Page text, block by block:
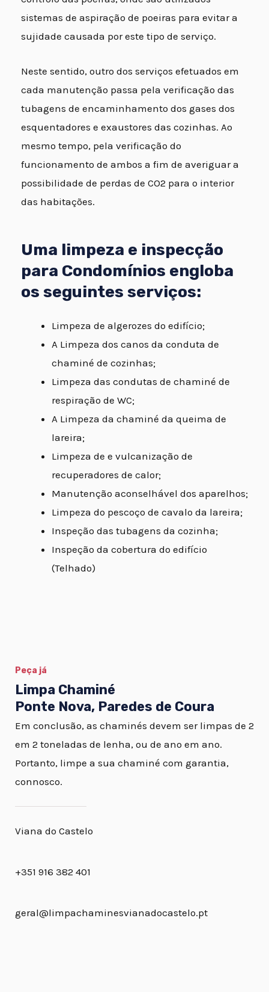
sistemas de aspiração de poeiras para evitar a
sujidade causada por este tipo de serviço.
Neste sentido, outro dos serviços efetuados em
cada manutenção passa pela verificação das
tubagens de encaminhamento dos gases dos
esquentadores e exaustores das cozinhas. Ao
mesmo tempo, pela verificação do
funcionamento de ambos a fim de averiguar a
possibilidade de perdas de CO2 para o interior
das habitações.
Uma limpeza e inspecção
para Condomínios engloba
os seguintes serviços:
Limpeza de algerozes do edifício;
A Limpeza dos canos da conduta de
chaminé de cozinhas;
Limpeza das condutas de chaminé de
respiração de WC;
A Limpeza da chaminé da queima de
lareira;
Limpeza de e vulcanização de
recuperadores de calor;
Manutenção aconselhável dos aparelhos;
Limpeza do pescoço de cavalo da lareira;
Inspeção das tubagens da cozinha;
Inspeção da cobertura do edifício
(Telhado)
Peça já
Limpa Chaminé
Ponte Nova, Paredes de Coura
Em conclusão, as chaminés devem ser limpas de 2
em 2 toneladas de lenha, ou de ano em ano.
Portanto, limpe a sua chaminé com garantia,
connosco.
Viana do Castelo
+351 916 382 401
geral@limpachaminesvianadocastelo.pt